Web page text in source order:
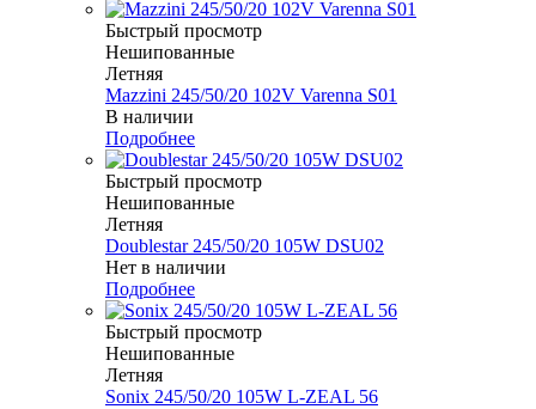
Быстрый просмотр
Нешипованные
Летняя
Mazzini 245/50/20 102V Varenna S01
В наличии
Подробнее
Быстрый просмотр
Нешипованные
Летняя
Doublestar 245/50/20 105W DSU02
Нет в наличии
Подробнее
Быстрый просмотр
Нешипованные
Летняя
Sonix 245/50/20 105W L-ZEAL 56